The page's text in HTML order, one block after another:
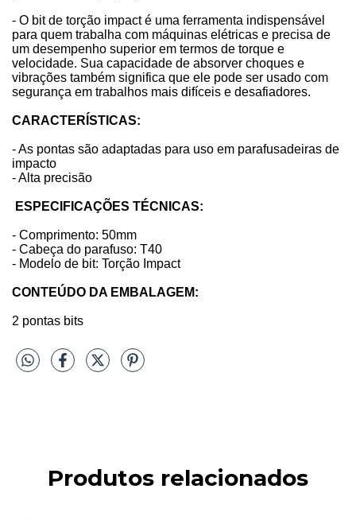
- O bit de torção impact é uma ferramenta indispensável
para quem trabalha com máquinas elétricas e precisa de
um desempenho superior em termos de torque e
velocidade. Sua capacidade de absorver choques e
vibrações também significa que ele pode ser usado com
segurança em trabalhos mais difíceis e desafiadores.
CARACTERÍSTICAS:
- As pontas são adaptadas para uso em parafusadeiras de
impacto
- Alta precisão
ESPECIFICAÇÕES TÉCNICAS:
- Comprimento: 50mm
- Cabeça do parafuso: T40
- Modelo de bit: Torção Impact
CONTEÚDO DA EMBALAGEM:
2 pontas bits
Produtos relacionados